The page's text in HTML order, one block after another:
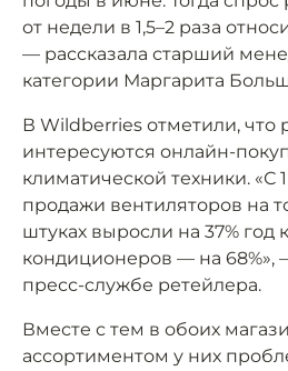
от недели в 1,5–2 раза
— рассказала старший
категории Маргарита
В Wildberries отметили, что
интересуются онлайн-
климатической техники. «С
продажи вентиляторов на
штуках выросли на 37% год к
кондиционеров — на 68%»,
пресс-службе ретейлера.
Вместе с тем в обоих
ассортиментом у них